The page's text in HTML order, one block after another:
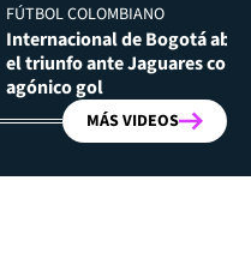
FÚTBOL COLOMBIANO
Internacional de Bogotá
el triunfo ante Jaguares con
agónico gol
MÁS VIDEOS